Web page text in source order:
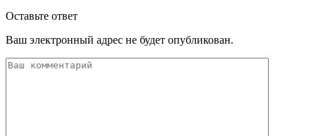
Оставьте ответ
Ваш электронный адрес не будет опубликован.